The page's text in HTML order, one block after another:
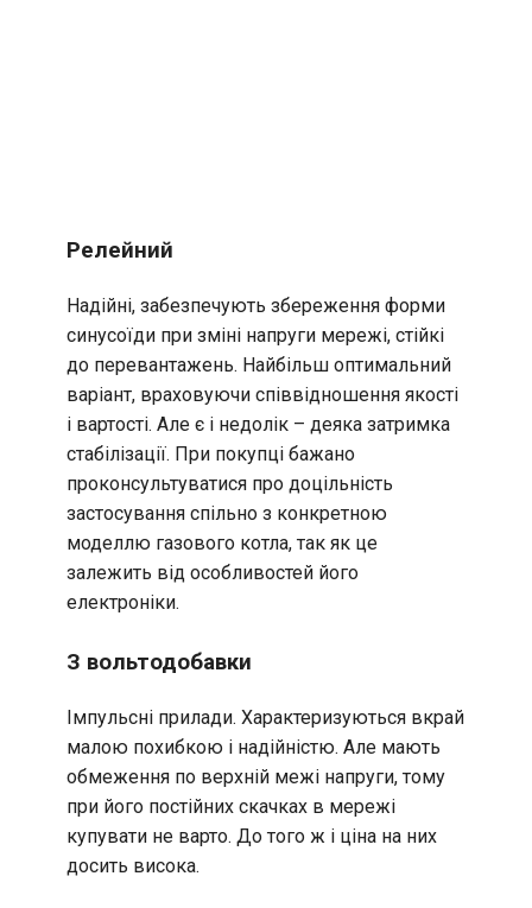
Релейний
Надійні, забезпечують збереження форми
синусоїди при зміні напруги мережі, стійкі
до перевантажень. Найбільш оптимальний
варіант, враховуючи співвідношення якості
і вартості. Але є і недолік – деяка затримка
стабілізації. При покупці бажано
проконсультуватися про доцільність
застосування спільно з конкретною
моделлю газового котла, так як це
залежить від особливостей його
електроніки.
З вольтодобавки
Імпульсні прилади. Характеризуються вкрай
малою похибкою і надійністю. Але мають
обмеження по верхній межі напруги, тому
при його постійних скачках в мережі
купувати не варто. До того ж і ціна на них
досить висока.